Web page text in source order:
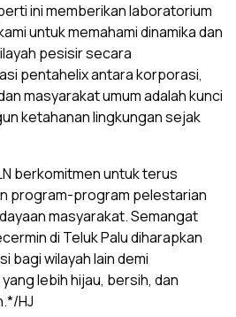
ini memberikan laboratorium
untuk memahami dinamika dan
pesisir secara
pentahelix antara korporasi,
masyarakat umum adalah kunci
ketahanan lingkungan sejak
berkomitmen untuk terus
program-program pelestarian
masyarakat. Semangat
di Teluk Palu diharapkan
bagi wilayah lain demi
lebih hijau, bersih, dan
HJ